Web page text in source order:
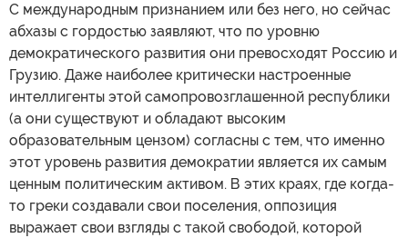
С международным признанием или без него, но сейчас
абхазы с гордостью заявляют, что по уровню
демократического развития они превосходят Россию и
Грузию. Даже наиболее критически настроенные
интеллигенты этой самопровозглашенной республики
(а они существуют и обладают высоким
образовательным цензом) согласны с тем, что именно
этот уровень развития демократии является их самым
ценным политическим активом. В этих краях, где когда-
то греки создавали свои поселения, оппозиция
выражает свои взгляды с такой свободой, которой